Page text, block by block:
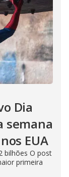
Dia
semana
EUA
bilhões O post
primeira